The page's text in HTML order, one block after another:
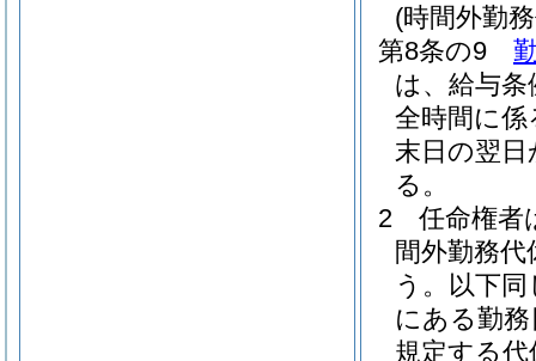
(時間外勤
第8条の9
は、給与
全時間に係
末日の翌
る。
2
任命権者
間外勤務代
う。以下同
にある勤務
規定する